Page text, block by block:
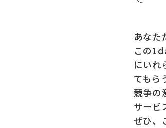
あなた
この
にいれ
てもら
競争の
サービ
ぜひ、